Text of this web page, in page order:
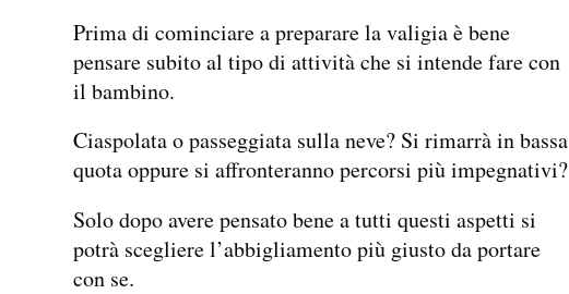
Prima di cominciare a preparare la valigia è bene
pensare subito al tipo di attività che si intende fare con
il bambino.
Ciaspolata o passeggiata sulla neve? Si rimarrà in bassa
quota oppure si affronteranno percorsi più impegnativi?
Solo dopo avere pensato bene a tutti questi aspetti si
potrà scegliere l’abbigliamento più giusto da portare
con se.